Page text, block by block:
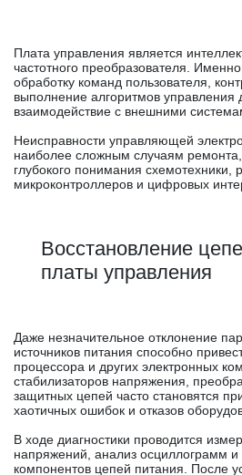
Плата управления является
частотного преобразователя.
обработку команд пользователя,
выполнение алгоритмов управления
взаимодействие с внешними
Неисправности управляющей
наиболее сложным случаям ремонта,
глубокого понимания схемотехники,
микроконтроллеров и цифровых
Восстановление
платы управления
Даже незначительное отклонение
источников питания способно
процессора и других электронных
стабилизаторов напряжения,
защитных цепей часто становятся
хаотичных ошибок и отказов
В ходе диагностики проводится
напряжений, анализ осциллограмм и
компонентов цепей питания. После